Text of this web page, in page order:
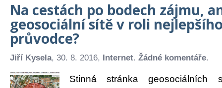
Na cestách po bodech zájmu,
geosociální sítě v roli
průvodce?
Jiří Kysela, 30. 8. 2016, Internet. Žádné komentáře.
Stinná stránka geosociálních